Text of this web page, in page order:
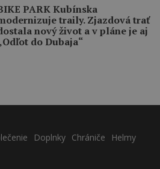
PARK Kubínska
traily. Zjazdová trať
nový život a v pláne je aj
do Dubaja“
Doplnky Chrániče
Helmy